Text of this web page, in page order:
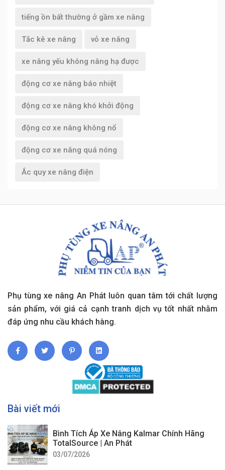
tiếng ồn bất thường ở gầm xe nâng
Tắc kê xe nâng vỏ xe nâng
xe nâng yếu không nâng hạ được
động cơ xe nâng báo nhiệt
động cơ xe nâng khó khởi động
động cơ xe nâng không nổ
động cơ xe nâng quá nóng
Ắc quy xe nâng điện
Phụ tùng xe nâng An Phát luôn quan tâm tới chất lượng
sản phẩm, với giá cả cạnh tranh dịch vụ tốt nhất nhằm
đáp ứng nhu cầu khách hàng.
Bài viết mới
Bình Tích Áp Xe Nâng Kalmar Chính Hãng
TotalSource | An Phát
03/07/2026